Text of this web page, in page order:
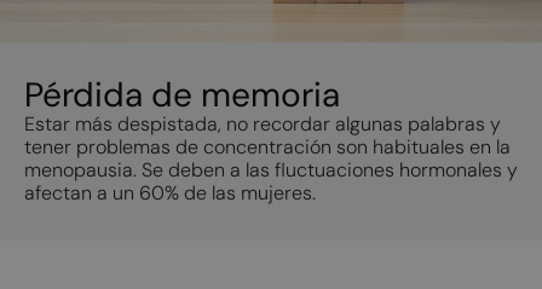
Pérdida de memoria
Estar más despistada, no recordar algunas palabras y
tener problemas de concentración son habituales en la
menopausia. Se deben a las fluctuaciones hormonales y
afectan a un 60% de las mujeres.